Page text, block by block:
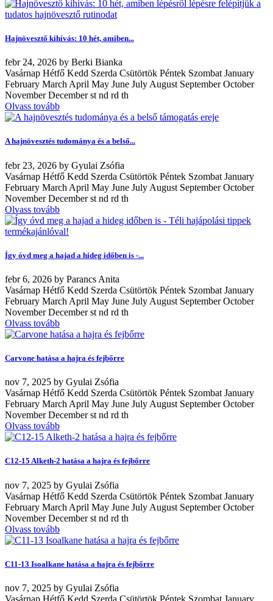
Hajnövesztő kihívás: 10 hét, amiben...
febr 24, 2026 by Berki Bianka
Vasárnap Hétfő Kedd Szerda Csütörtök Péntek Szombat January
February March April May June July August September October
November December st nd rd th
Olvass tovább
A hajnövesztés tudománya és a belső...
febr 23, 2026 by Gyulai Zsófia
Vasárnap Hétfő Kedd Szerda Csütörtök Péntek Szombat January
February March April May June July August September October
November December st nd rd th
Olvass tovább
Így óvd meg a hajad a hideg időben is -...
febr6, 2026 by Parancs Anita
Vasárnap Hétfő Kedd Szerda Csütörtök Péntek Szombat January
February March April May June July August September October
November December st nd rd th
Olvass tovább
Carvone hatása a hajra és fejbőrre
nov 7, 2025 by Gyulai Zsófia
Vasárnap Hétfő Kedd Szerda Csütörtök Péntek Szombat January
February March April May June July August September October
November December st nd rd th
Olvass tovább
C12-15 Alketh-2 hatása a hajra és fejbőrre
nov 7, 2025 by Gyulai Zsófia
Vasárnap Hétfő Kedd Szerda Csütörtök Péntek Szombat January
February March April May June July August September October
November December st nd rd th
Olvass tovább
C11-13 Isoalkane hatása a hajra és fejbőrre
nov 7, 2025 by Gyulai Zsófia
Vasárnap Hétfő Kedd Szerda Csütörtök Péntek Szombat January